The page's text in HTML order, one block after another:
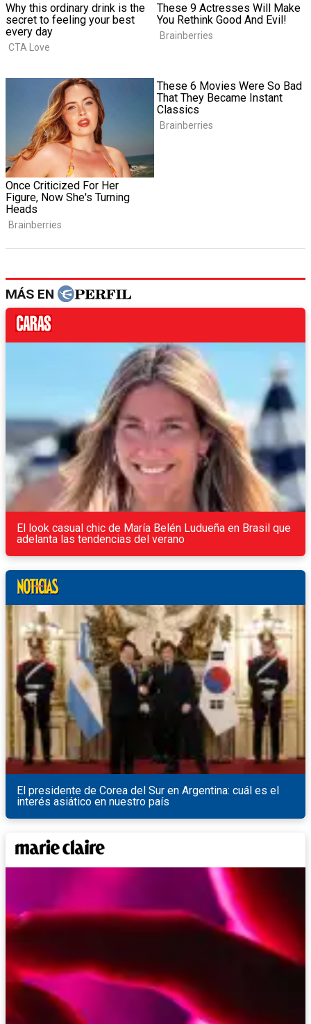
MÁS EN
El look casual chic de María Belén Ludueña en Brasil que
adelanta las tendencias del verano
El presidente de Corea del Sur en Argentina: cuál es el
interés asiático en nuestro país